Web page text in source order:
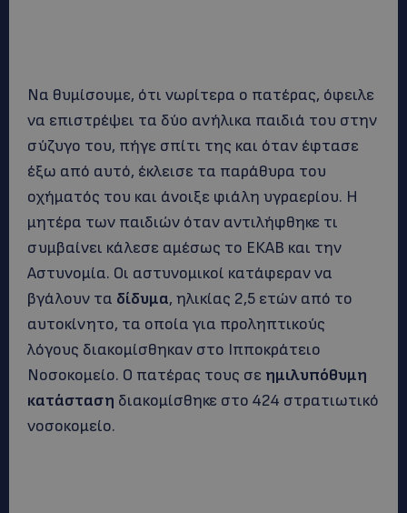
Να θυμίσουμε, ότι νωρίτερα ο πατέρας, όφειλε
να επιστρέψει τα δύο ανήλικα παιδιά του στην
σύζυγο του, πήγε σπίτι της και όταν έφτασε
έξω από αυτό, έκλεισε τα παράθυρα του
οχήματός του και άνοιξε φιάλη υγραερίου. Η
μητέρα των παιδιών όταν αντιλήφθηκε τι
συμβαίνει κάλεσε αμέσως το ΕΚΑΒ και την
Αστυνομία. Οι αστυνομικοί κατάφεραν να
βγάλουν τα δίδυμα, ηλικίας 2,5 ετών από το
αυτοκίνητο, τα οποία για προληπτικούς
λόγους διακομίσθηκαν στο Ιπποκράτειο
Νοσοκομείο. Ο πατέρας τους σε ημιλυπόθυμη
κατάσταση διακομίσθηκε στο 424 στρατιωτικό
νοσοκομείο.